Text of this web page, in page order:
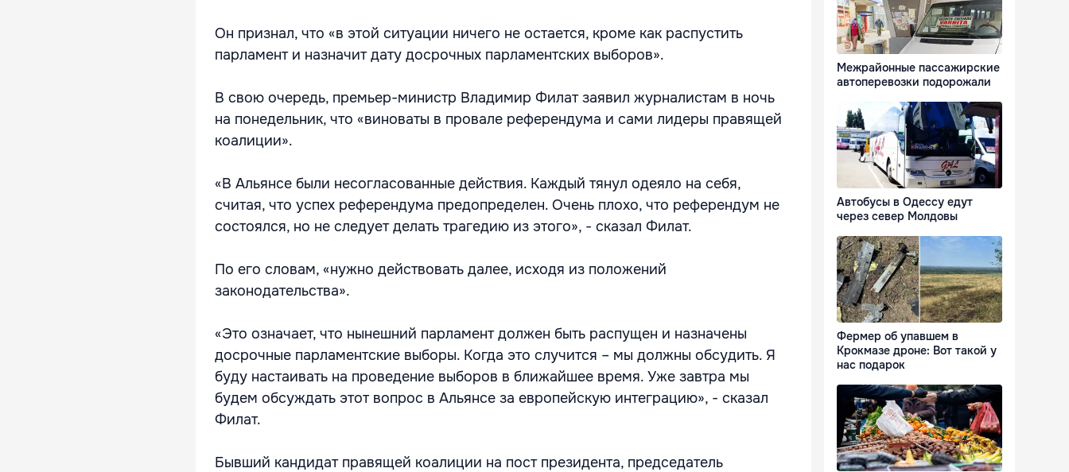
Он признал, что «в этой ситуации ничего не остается, кроме как распустить
парламент и назначит дату досрочных парламентских выборов».
В свою очередь, премьер-министр Владимир Филат заявил журналистам в ночь
на понедельник, что «виноваты в провале референдума и сами лидеры правящей
коалиции».
«В Альянсе были несогласованные действия. Каждый тянул одеяло на себя,
считая, что успех референдума предопределен. Очень плохо, что референдум не
состоялся, но не следует делать трагедию из этого», - сказал Филат.
По его словам, «нужно действовать далее, исходя из положений
законодательства».
«Это означает, что нынешний парламент должен быть распущен и назначены
досрочные парламентские выборы. Когда это случится – мы должны обсудить. Я
буду настаивать на проведение выборов в ближайшее время. Уже завтра мы
будем обсуждать этот вопрос в Альянсе за европейскую интеграцию», - сказал
Филат.
Бывший кандидат правящей коалиции на пост президента, председатель
Межрайонные пассажирские
автоперевозки подорожали
Автобусы в Одессу едут
через север Молдовы
Фермер об упавшем в
Крокмазе дроне: Вот такой у
нас подарок